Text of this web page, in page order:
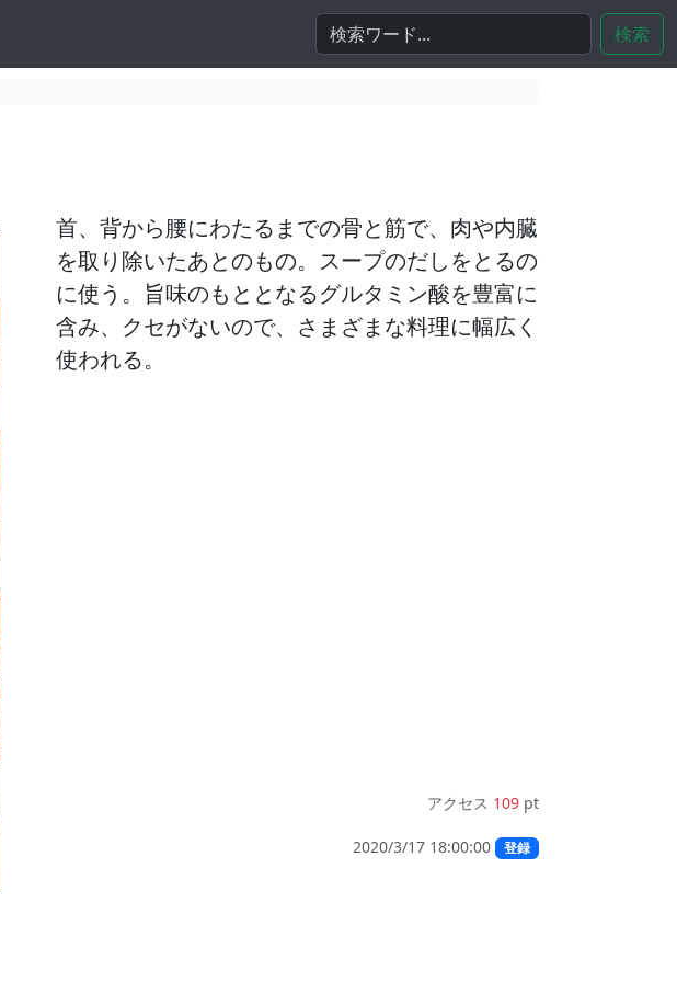
検索
首、背から腰にわたるまでの骨と筋で、肉や内臓
を取り除いたあとのもの。スープのだしをとるの
に使う。旨味のもととなるグルタミン酸を豊富に
含み、クセがないので、さまざまな料理に幅広く
使われる。
アクセス 109 pt
2020/3/17 18:00:00 登録